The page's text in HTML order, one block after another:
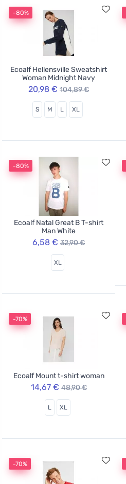
-80%
Ecoalf Hellensville Sweatshirt
Woman Midnight Navy
20,98 € 104,89 €
S M L XL
-80%
Ecoalf Natal Great B T-shirt
Man White
6,58 € 32,90 €
XL
-70%
Ecoalf Mount t-shirt woman
14,67 € 48,90 €
L XL
-70%